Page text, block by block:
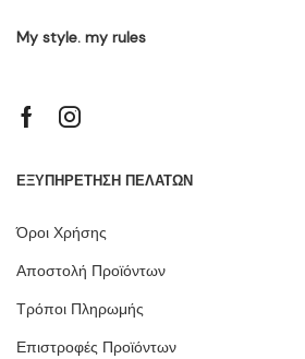
My style. my rules
ΕΞΥΠΗΡΕΤΗΣΗ ΠΕΛΑΤΩΝ
Όροι Χρήσης
Αποστολή Προϊόντων
Τρόποι Πληρωμής
Επιστροφές Προϊόντων